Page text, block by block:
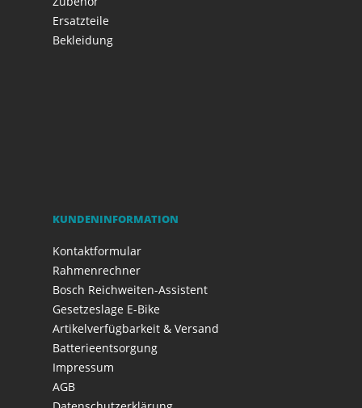
Ersatzteile
Bekleidung
KUNDENINFORMATION
Kontaktformular
Rahmenrechner
Bosch Reichweiten-Assistent
Gesetzeslage E-Bike
Artikelverfügbarkeit & Versand
Batterieentsorgung
Impressum
AGB